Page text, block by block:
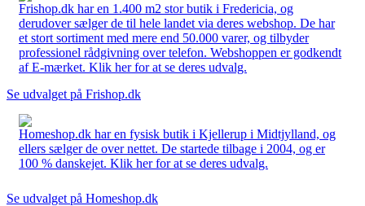
Frishop.dk har en 1.400 m2 stor butik i Fredericia, og
derudover sælger de til hele landet via deres webshop. De har
et stort sortiment med mere end 50.000 varer, og tilbyder
professionel rådgivning over telefon. Webshoppen er godkendt
af E-mærket. Klik her for at se deres udvalg.
Se udvalget på Frishop.dk
Homeshop.dk har en fysisk butik i Kjellerup i Midtjylland, og
ellers sælger de over nettet. De startede tilbage i 2004, og er
100 % danskejet. Klik her for at se deres udvalg.
Se udvalget på Homeshop.dk